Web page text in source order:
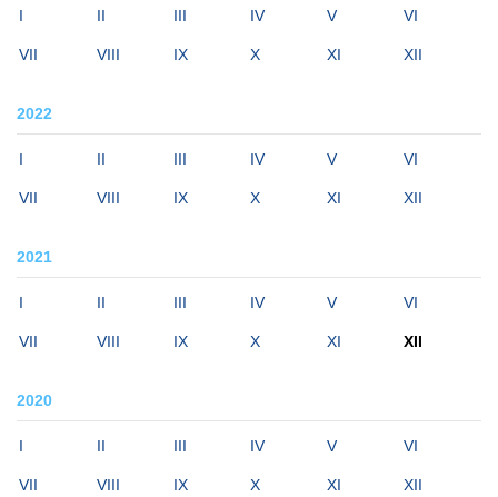
I II III IV V VI
VII VIII IX X XI XII
2022
I II III IV V VI
VII VIII IX X XI XII
2021
I II III IV V VI
VII VIII IX X XI XII
2020
I II III IV V VI
VII VIII IX X XI XII